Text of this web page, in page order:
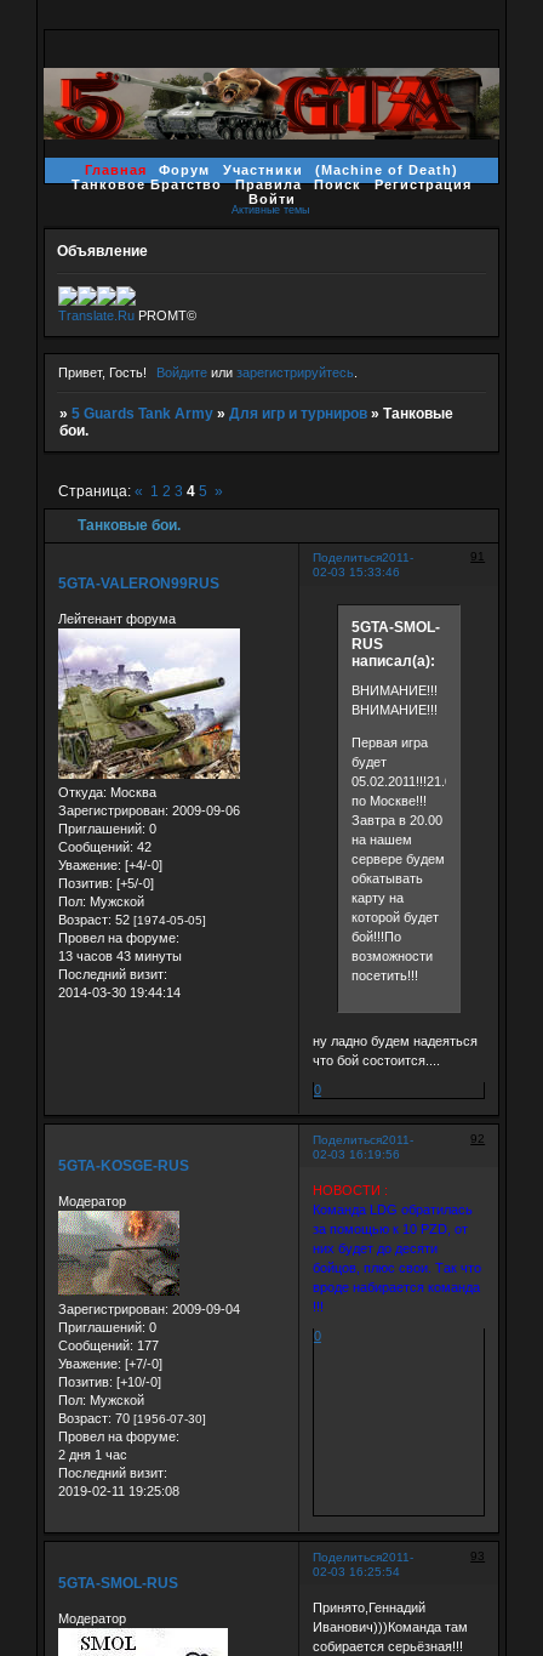
Главная Форум Участники
(Machine of Death)
Танковое Братство
Правила Поиск
Регистрация
Войти
Активные темы
Объявление
Translate.RuPROMT©
Привет, Гость! Войдите илизарегистрируйтесь
» 5 Guards Tank Army » Для игр и турниров » Танковые
бои.
Танковые бои.
Страница: « 1 2 3 4 5 »
Поделиться 91
2011-
02-03 15:33:46
5GTA-VALERON99RUS
Лейтенант форума
Откуда: Москва
Зарегистрирован: 2009-09-06
Приглашений: 0
Сообщений: 42
Уважение: [+4/-0]
Позитив: [+5/-0]
Пол: Мужской
Возраст: 52 [1974-05-05]
Провел на форуме:
13 часов 43 минуты
Последний визит:
2014-03-30 19:44:14
5GTA-SMOL-
RUS
написал(а):
ВНИМАНИЕ!!!
ВНИМАНИЕ!!!
Первая игра
будет
05.02.2011!!!21.00
по Москве!!!
Завтра в 20.00
на нашем
сервере будем
обкатывать
карту на
которой будет
бой!!!По
возможности
посетить!!!
ну ладно будем надеяться
что бой состоится....
0
Поделиться 92
2011-
02-03 16:19:56
5GTA-KOSGE-RUS
Модератор
Зарегистрирован: 2009-09-04
Приглашений: 0
Сообщений: 177
Уважение: [+7/-0]
Позитив: [+10/-0]
Пол: Мужской
Возраст: 70 [1956-07-30]
Провел на форуме:
2 дня 1 час
Последний визит:
2019-02-11 19:25:08
НОВОСТИ :
Команда LDG обратилась
за помощью к 10 PZD, от
них будет до десяти
бойцов, плюс свои. Так что
вроде набирается команда
!!!
0
Поделиться 93
2011-
02-03 16:25:54
5GTA-SMOL-RUS
Модератор
Принято,Геннадий
Иванович)))Команда там
собирается серьёзная!!!